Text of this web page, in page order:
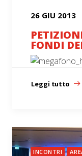
26 GIU 2013
FONDI
Leggi tutto
INCONTRI